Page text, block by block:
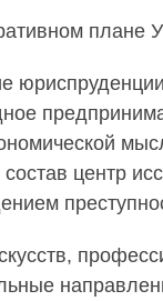
плане
центр